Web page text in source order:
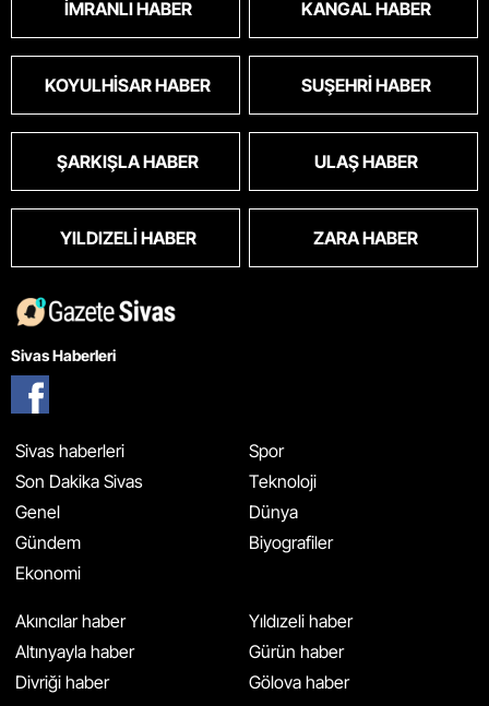
İMRANLI HABER KANGAL HABER
KOYULHISAR HABER SUŞEHRI HABER
ŞARKIŞLA HABER ULAŞ HABER
YILDIZELI HABER ZARA HABER
Sivas Haberleri
Sivas haberleri
Son Dakika Sivas
Genel
Gündem
Ekonomi
Spor
Teknoloji
Dünya
Biyografiler
Akıncılar haber
Altınyayla haber
Divriği haber
Yıldızeli haber
Gürün haber
Gölova haber